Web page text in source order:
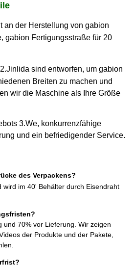
an der Herstellung von gabion
gabion Fertigungsstraße für 20
2.Jinlida sind entworfen, um gabion
Breiten zu machen und
wir die Maschine als Ihre Größe
3.We, konkurrenzfähige
und ein befriedigender Service.
des Verpackens?
wird im 40' Behälter durch Eisendraht
und 70% vor Lieferung. Wir zeigen
der Produkte und der Pakete,